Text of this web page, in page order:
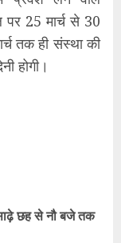
पर 25 मार्च से 30
तक ही संस्था की
होगी।
छह से नौ बजे तक